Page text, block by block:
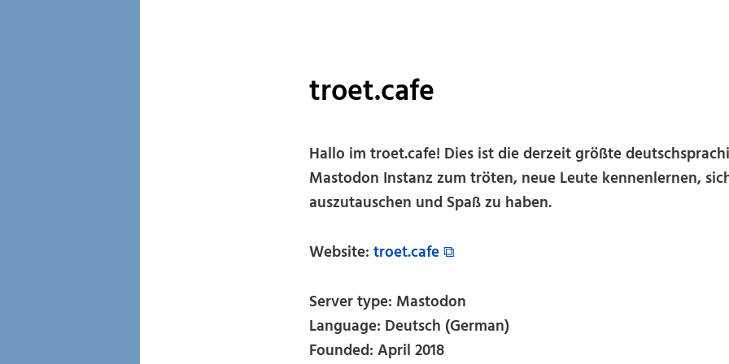
troet.cafe
Hallo im troet.cafe! Dies ist die derzeit größte
Mastodon Instanz zum tröten, neue Leute kennenlernen,
auszutauschen und Spaß zu haben.
Website: troet.cafe ⧉
Server type: Mastodon
Language: Deutsch (German)
Founded: April 2018